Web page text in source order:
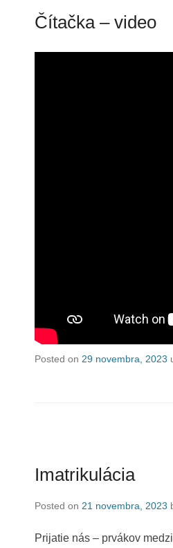
Čítačka – video
Posted on 29 novembra, 2023
Imatrikulácia
Posted on 21 novembra, 2023
Prijatie nás – prvákov